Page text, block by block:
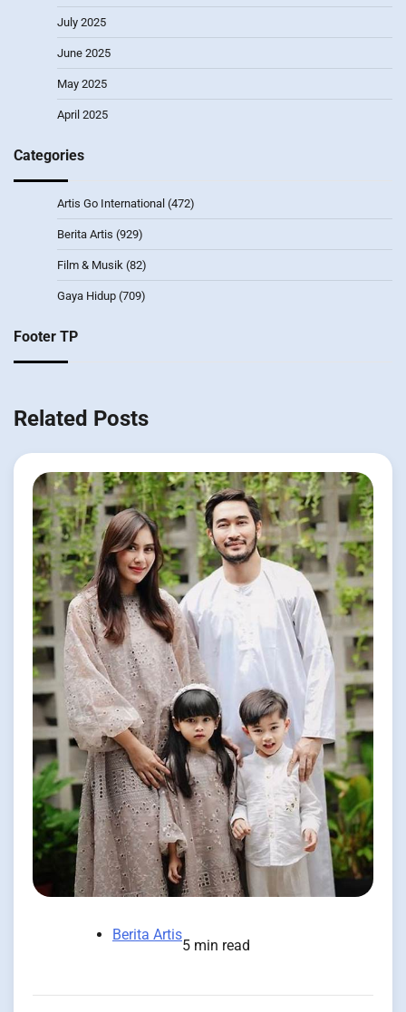
July 2025
June 2025
May 2025
April 2025
Categories
Artis Go International (472)
Berita Artis (929)
Film & Musik (82)
Gaya Hidup (709)
Footer TP
Related Posts
Berita Artis
5 min read